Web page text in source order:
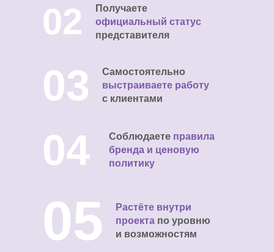
02
Получаете
официальный статус
представителя
03
Самостоятельно
выстраиваете работу
с клиентами
04 Соблюдаете правила
бренда и ценовую
политику
05
Растёте внутри
проекта по уровню
и возможностям